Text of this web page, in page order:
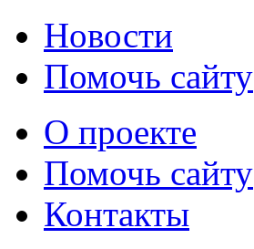
Новости
Помочь сайту
О проекте
Помочь сайту
Контакты